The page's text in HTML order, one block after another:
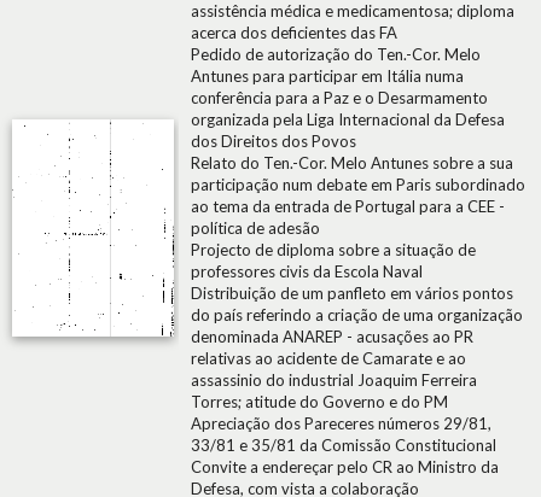
assistência médica e medicamentosa; diploma
acerca dos deficientes das FA
Pedido de autorização do Ten.-Cor. Melo
Antunes para participar em Itália numa
conferência para a Paz e o Desarmamento
organizada pela Liga Internacional da Defesa
dos Direitos dos Povos
Relato do Ten.-Cor. Melo Antunes sobre a sua
participação num debate em Paris subordinado
ao tema da entrada de Portugal para a CEE -
política de adesão
Projecto de diploma sobre a situação de
professores civis da Escola Naval
Distribuição de um panfleto em vários pontos
do país referindo a criação de uma organização
denominada ANAREP - acusações ao PR
relativas ao acidente de Camarate e ao
assassinio do industrial Joaquim Ferreira
Torres; atitude do Governo e do PM
Apreciação dos Pareceres números 29/81,
33/81 e 35/81 da Comissão Constitucional
Convite a endereçar pelo CR ao Ministro da
Defesa, com vista a colaboração